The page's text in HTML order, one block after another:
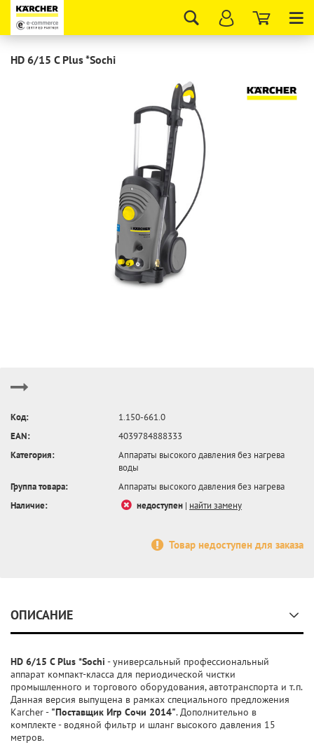
HD 6/15 C Plus *Sochi
Код:
1.150-661.0
EAN:
4039784888333
Категория:
Аппараты высокого давления без нагрева
воды
Группа товара:
Аппараты высокого давления без нагрева
Наличие:
недоступен | найти замену
Товар недоступен для заказа
ОПИСАНИЕ
HD 6/15 C Plus *Sochi - универсальный профессиональный
аппарат компакт-класса для периодической чистки
промышленного и торгового оборудования, автотранспорта и т.п.
Данная версия выпущена в рамках специального предложения
Karcher - "Поставщик Игр Сочи 2014". Дополнительно в
комплекте - водяной фильтр и шланг высокого давления 15
метров.